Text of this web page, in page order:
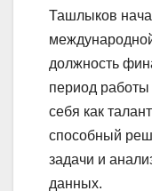
Ташлыков
должность
период
себя как
способный
задачи и
данных.